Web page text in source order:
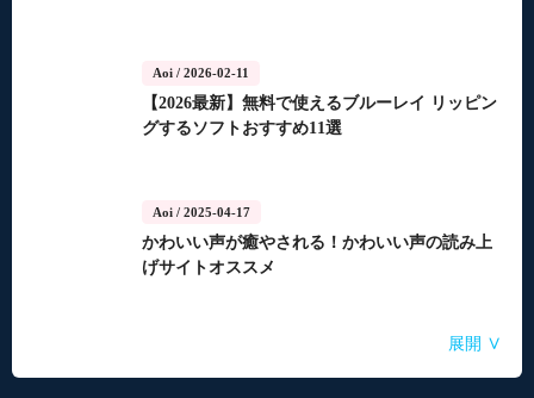
Aoi/ 2026-02-11
【2026最新】無料で使えるブルーレイ リッピン
グするソフトおすすめ11選
Aoi/ 2025-04-17
かわいい声が癒やされる！かわいい声の読み上
げサイトオススメ
自動音声読み上げ無料ツールランキング！使い
やすさと機能を比較
【2026年最新】合成音声のフリーソフト・サイ
ト・アプリおすすめ7選！
【2026年更新】AI音声読み上げソフト・サイ
ト・アプリ8選！【無料】
【2026最新】TuneFabの使い方・評判・違法性
をご紹介！最優の代替品は？
【2026最新】ひまわり動画のダウンロード方法
展開 ∨